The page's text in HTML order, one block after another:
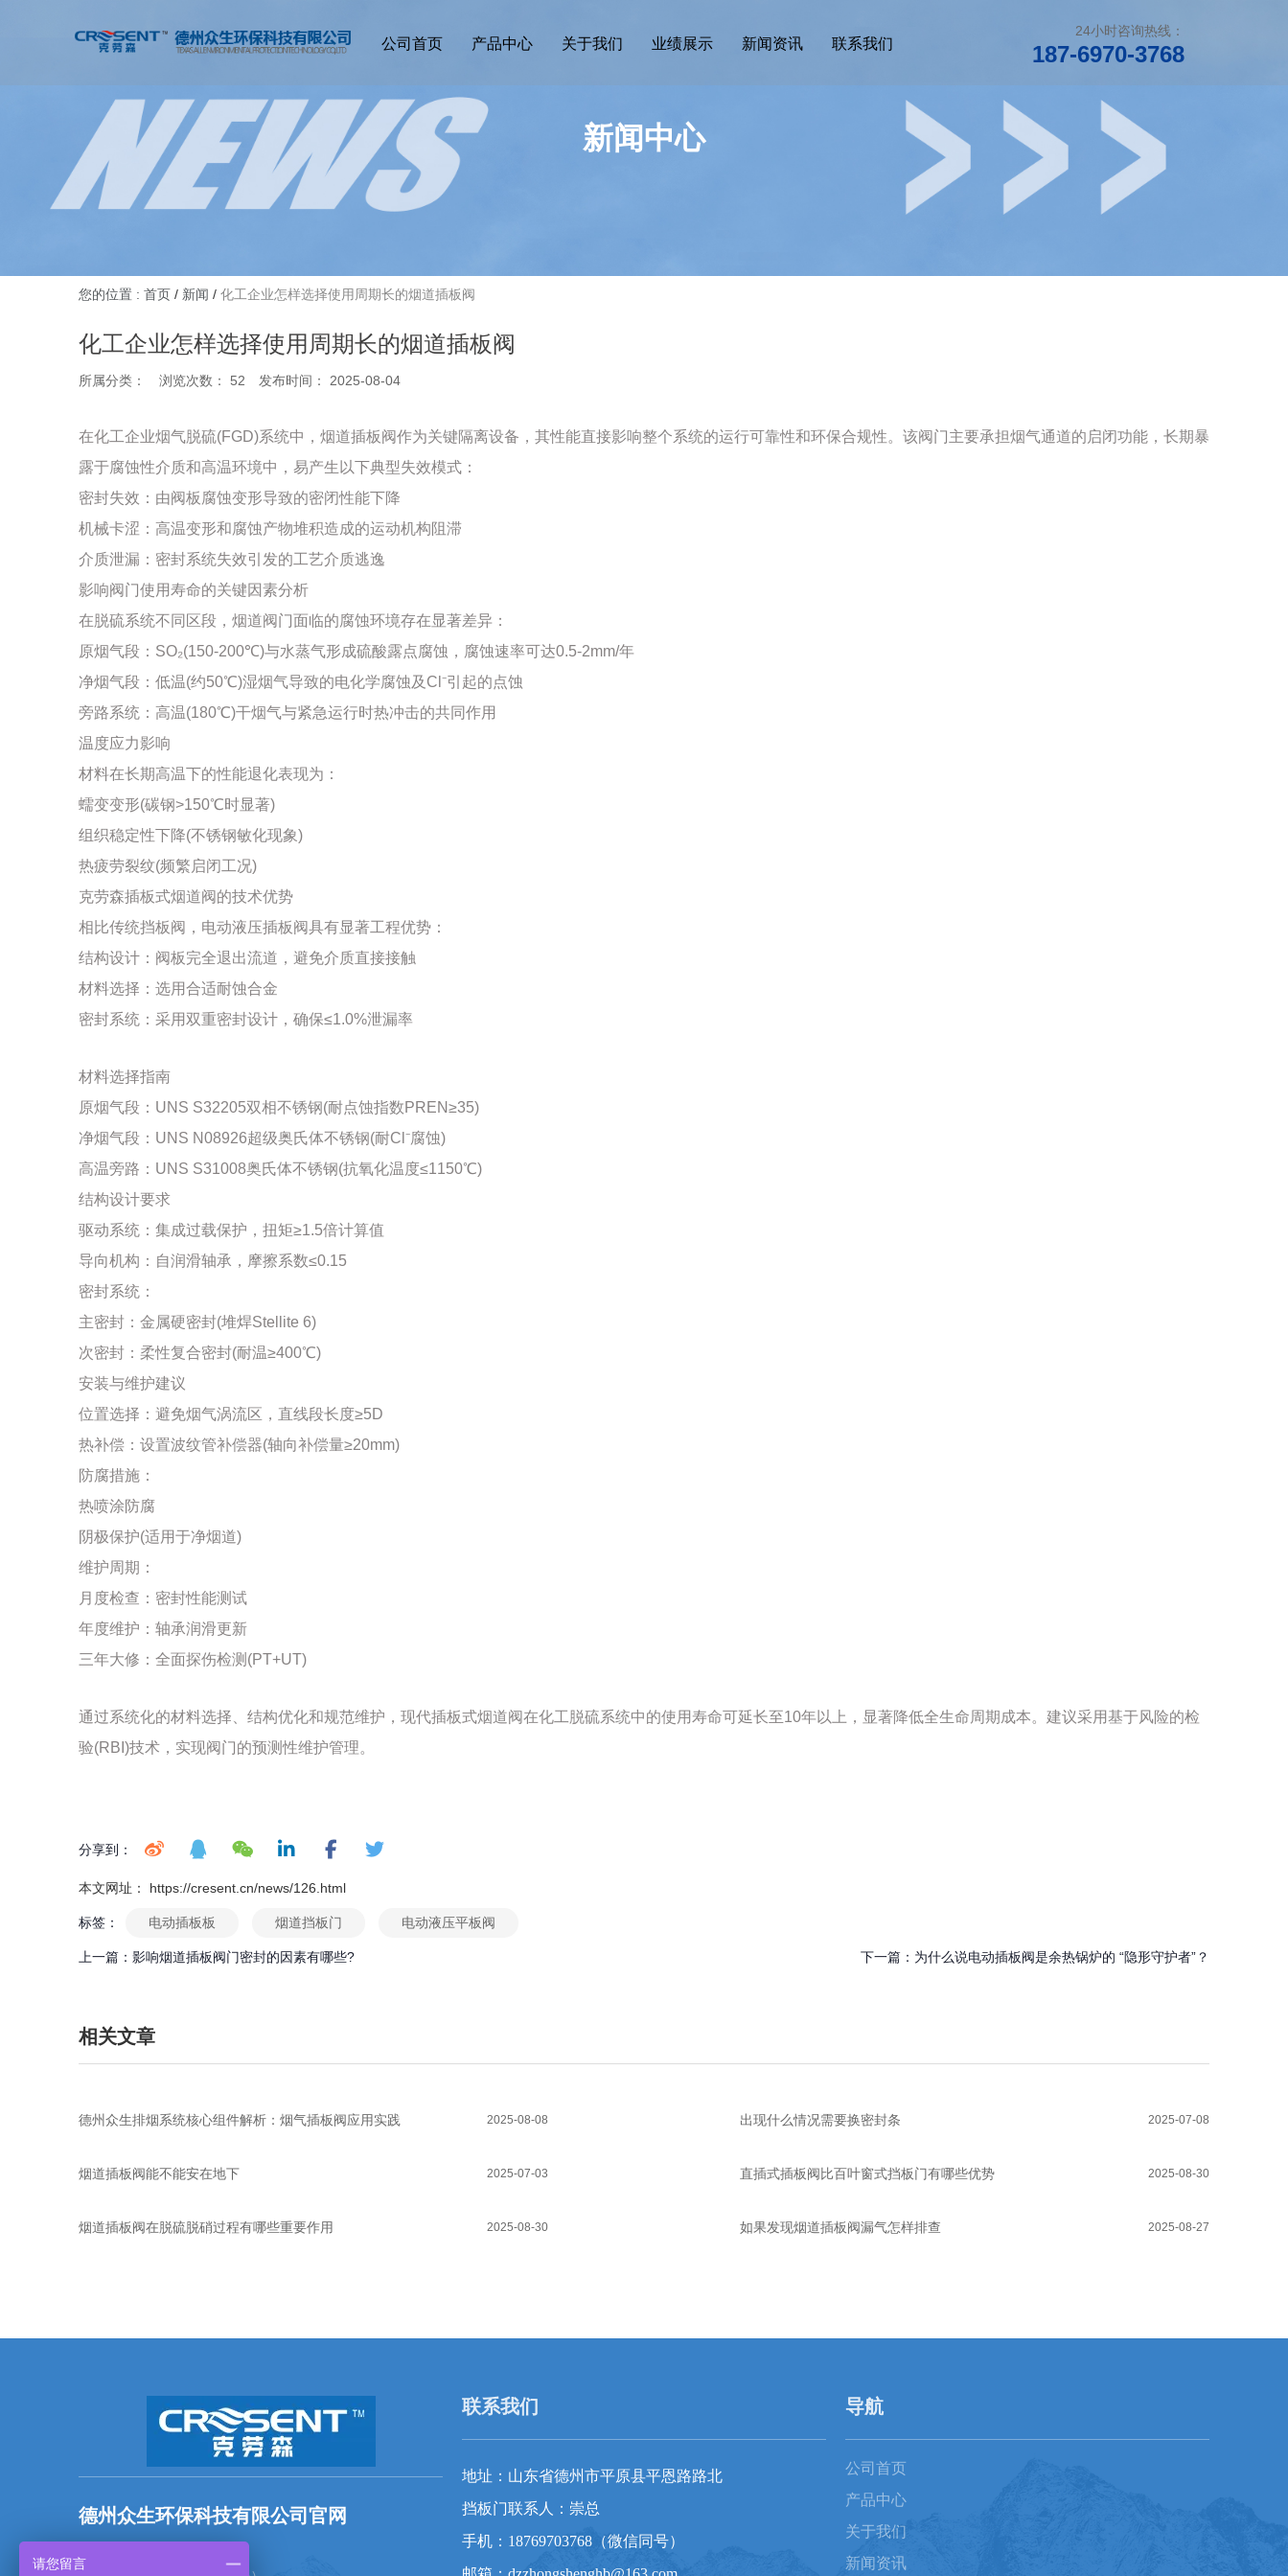
公司首页 产品中心 关于我们 业绩展示 新闻资讯 联系我们
24小时咨询热线：
187-6970-3768
新闻中心
您的位置 : 首页 / 新闻 / 化工企业怎样选择使用周期长的烟道插板阀
化工企业怎样选择使用周期长的烟道插板阀
所属分类： 浏览次数： 52 发布时间： 2025-08-04
在化工企业烟气脱硫(FGD)系统中，烟道插板阀作为关键隔离设备，其性能直接影响整个系统的运行可靠性和环保合规性。该阀门主要承担烟气通道的启闭功能，长期暴
露于腐蚀性介质和高温环境中，易产生以下典型失效模式：
密封失效：由阀板腐蚀变形导致的密闭性能下降
机械卡涩：高温变形和腐蚀产物堆积造成的运动机构阻滞
介质泄漏：密封系统失效引发的工艺介质逃逸
影响阀门使用寿命的关键因素分析
在脱硫系统不同区段，烟道阀门面临的腐蚀环境存在显著差异：
原烟气段：SO₂(150-200℃)与水蒸气形成硫酸露点腐蚀，腐蚀速率可达0.5-2mm/年
净烟气段：低温(约50℃)湿烟气导致的电化学腐蚀及Cl⁻引起的点蚀
旁路系统：高温(180℃)干烟气与紧急运行时热冲击的共同作用
温度应力影响
材料在长期高温下的性能退化表现为：
蠕变变形(碳钢>150℃时显著)
组织稳定性下降(不锈钢敏化现象)
热疲劳裂纹(频繁启闭工况)
克劳森插板式烟道阀的技术优势
相比传统挡板阀，电动液压插板阀具有显著工程优势：
结构设计：阀板完全退出流道，避免介质直接接触
材料选择：选用合适耐蚀合金
密封系统：采用双重密封设计，确保≤1.0%泄漏率
材料选择指南
原烟气段：UNS S32205双相不锈钢(耐点蚀指数PREN≥35)
净烟气段：UNS N08926超级奥氏体不锈钢(耐Cl⁻腐蚀)
高温旁路：UNS S31008奥氏体不锈钢(抗氧化温度≤1150℃)
结构设计要求
驱动系统：集成过载保护，扭矩≥1.5倍计算值
导向机构：自润滑轴承，摩擦系数≤0.15
密封系统：
主密封：金属硬密封(堆焊Stellite 6)
次密封：柔性复合密封(耐温≥400℃)
安装与维护建议
位置选择：避免烟气涡流区，直线段长度≥5D
热补偿：设置波纹管补偿器(轴向补偿量≥20mm)
防腐措施：
热喷涂防腐
阴极保护(适用于净烟道)
维护周期：
月度检查：密封性能测试
年度维护：轴承润滑更新
三年大修：全面探伤检测(PT+UT)
通过系统化的材料选择、结构优化和规范维护，现代插板式烟道阀在化工脱硫系统中的使用寿命可延长至10年以上，显著降低全生命周期成本。建议采用基于风险的检
验(RBI)技术，实现阀门的预测性维护管理。
分享到：
本文网址： https://cresent.cn/news/126.html
标签： 电动插板板 烟道挡板门 电动液压平板阀
上一篇： 影响烟道插板阀门密封的因素有哪些? 下一篇： 为什么说电动插板阀是余热锅炉的 “隐形守护者”？
相关文章
2025-08-08
德州众生排烟系统核心组件解析：烟气插板阀应用实践 2025-07-08
出现什么情况需要换密封条
2025-07-03
烟道插板阀能不能安在地下 2025-08-30
直插式插板阀比百叶窗式挡板门有哪些优势
2025-08-30
烟道插板阀在脱硫脱硝过程有哪些重要作用 2025-08-27
如果发现烟道插板阀漏气怎样排查
德州众生环保科技有限公司官网
联系我们
地址：山东省德州市平原县平恩路路北
挡板门联系人：崇总
手机：18769703768（微信同号）
导航
公司首页
产品中心
关于我们
新闻资讯
请您留言